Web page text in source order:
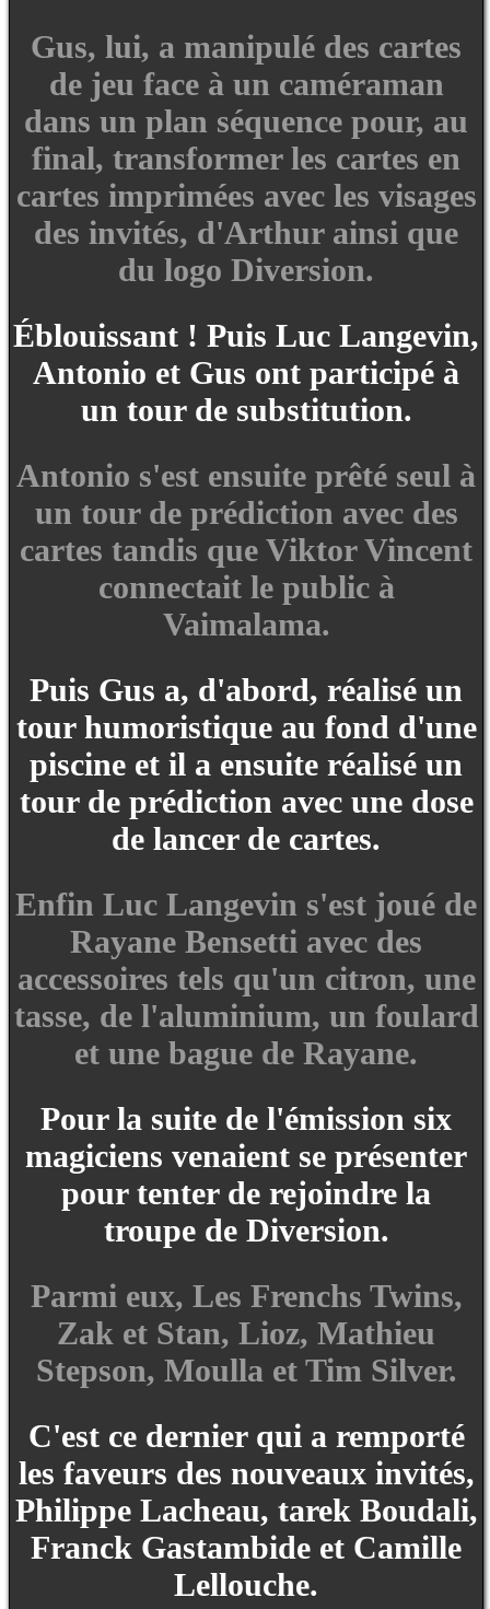
Gus, lui, a manipulé des cartes
de jeu face à un caméraman
dans un plan séquence pour, au
final, transformer les cartes en
cartes imprimées avec les visages
des invités, d'Arthur ainsi que
du logo Diversion.
Éblouissant ! Puis Luc Langevin,
Antonio et Gus ont participé à
un tour de substitution.
Antonio s'est ensuite prêté seul à
un tour de prédiction avec des
cartes tandis que Viktor Vincent
connectait le public à
Vaimalama.
Puis Gus a, d'abord, réalisé un
tour humoristique au fond d'une
piscine et il a ensuite réalisé un
tour de prédiction avec une dose
de lancer de cartes.
Enfin Luc Langevin s'est joué de
Rayane Bensetti avec des
accessoires tels qu'un citron, une
tasse, de l'aluminium, un foulard
et une bague de Rayane.
Pour la suite de l'émission six
magiciens venaient se présenter
pour tenter de rejoindre la
troupe de Diversion.
Parmi eux, Les Frenchs Twins,
Zak et Stan, Lioz, Mathieu
Stepson, Moulla et Tim Silver.
C'est ce dernier qui a remporté
les faveurs des nouveaux invités,
Philippe Lacheau, tarek Boudali,
Franck Gastambide et Camille
Lellouche.